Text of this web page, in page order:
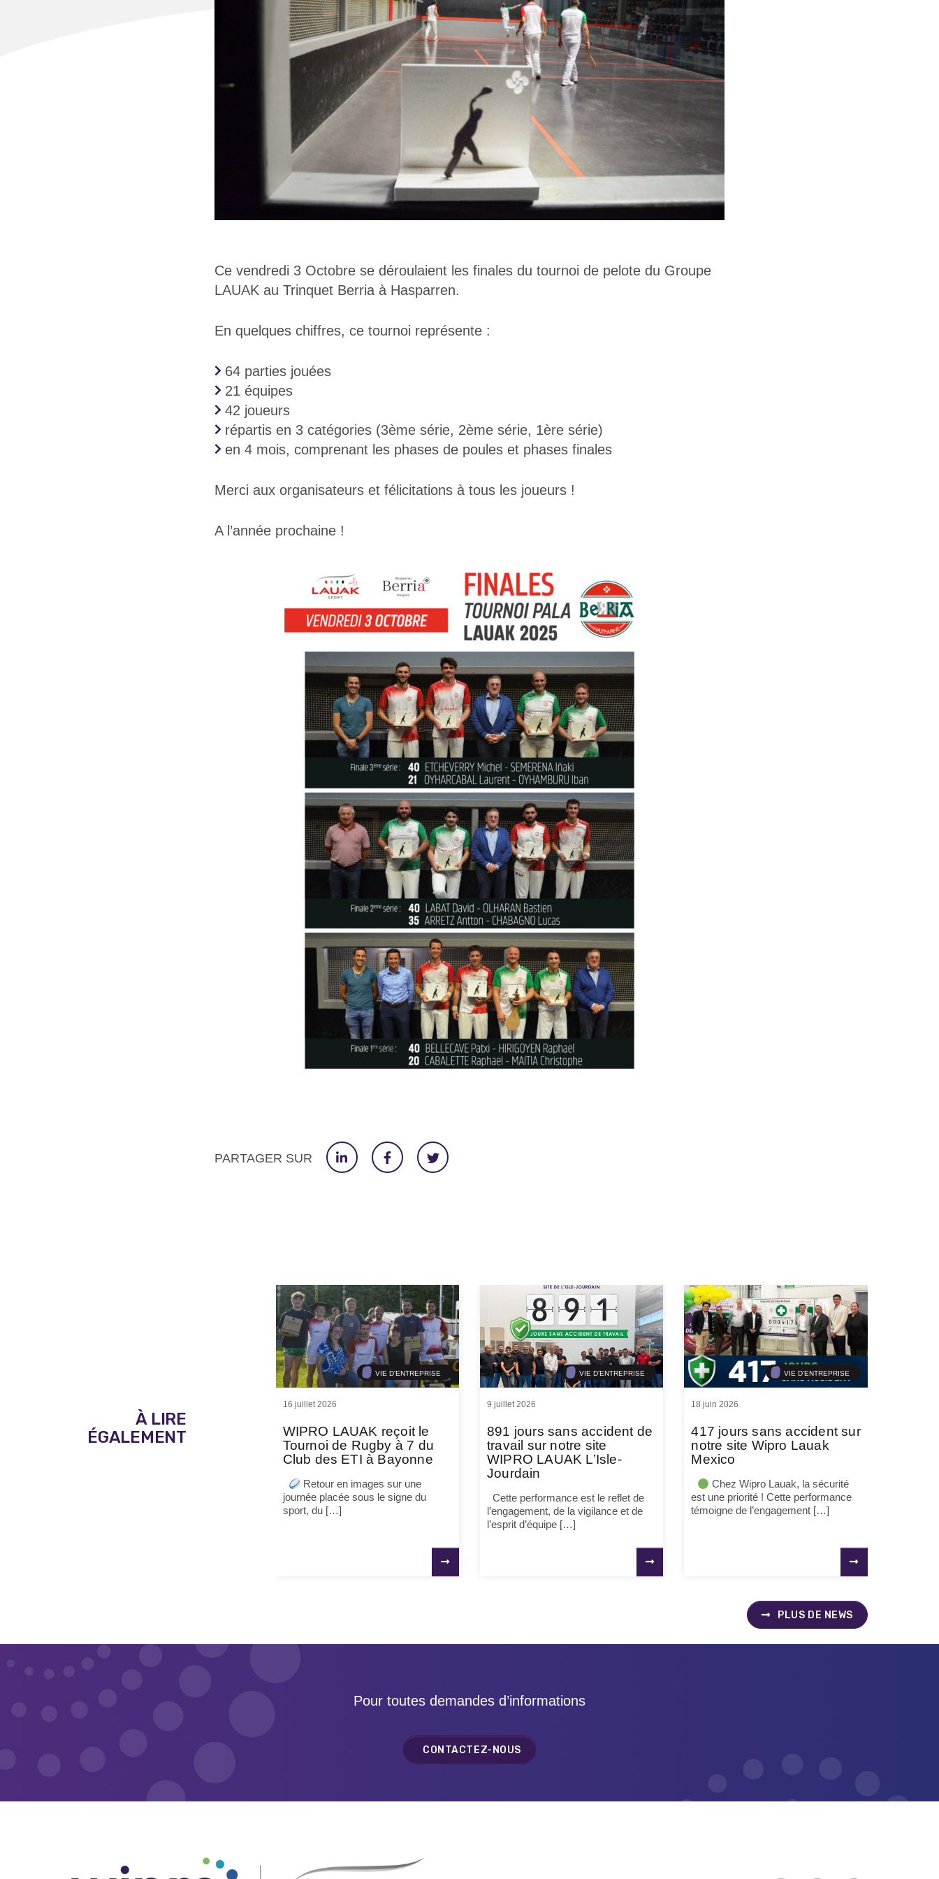
Ce vendredi 3 Octobre se déroulaient les finales du tournoi de pelote du Groupe
LAUAK au Trinquet Berria à Hasparren.
En quelques chiffres, ce tournoi représente :
64 parties jouées
21 équipes
42 joueurs
répartis en 3 catégories (3ème série, 2ème série, 1ère série)
en 4 mois, comprenant les phases de poules et phases finales
Merci aux organisateurs et félicitations à tous les joueurs !
A l’année prochaine !
PARTAGER SUR
À LIRE
ÉGALEMENT
VIE D'ENTREPRISE
16 juillet 2026
WIPRO LAUAK reçoit le
Tournoi de Rugby à 7 du
Club des ETI à Bayonne
Retour en images sur une
journée placée sous le signe du
sport, du […]
VIE D'ENTREPRISE
9 juillet 2026
891 jours sans accident de
travail sur notre site
WIPRO LAUAK L’Isle-
Jourdain
Cette performance est le reflet de
l’engagement, de la vigilance et de
l’esprit d’équipe […]
VIE D'ENTREPRISE
18 juin 2026
417 jours sans accident sur
notre site Wipro Lauak
Mexico
Chez Wipro Lauak, la sécurité
est une priorité ! Cette performance
témoigne de l’engagement […]
PLUS DE NEWS
Pour toutes demandes d’informations
CONTACTEZ-NOUS